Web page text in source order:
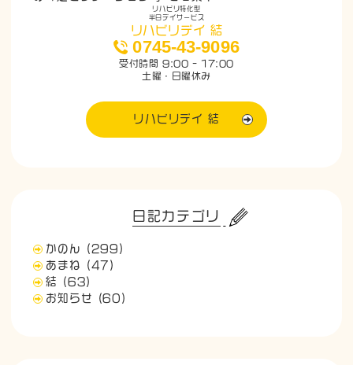
リハビリ特化型
半日デイサービス
リハビリデイ 結
0745-43-9096
受付時間 9:00 - 17:00
土曜・日曜休み
リハビリデイ 結
日記カテゴリ
かのん
(299)
あまね
(47)
結
(63)
お知らせ
(60)